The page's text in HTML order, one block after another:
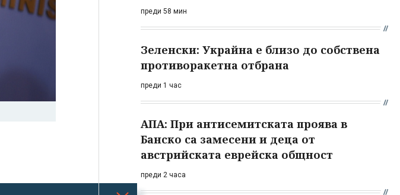
преди 58 мин
Зеленски: Украйна е близо до собствена
противоракетна отбрана
преди 1 час
АПА: При антисемитската проява в
Банско са замесени и деца от
австрийската еврейска общност
преди 2 часа